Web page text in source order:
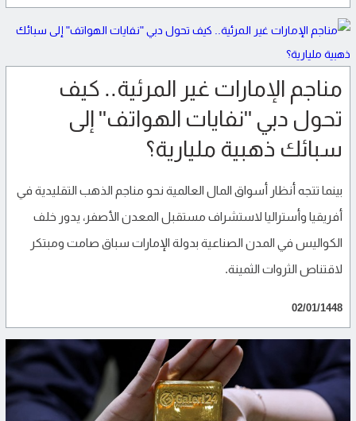
مناجم الإمارات غير المرئية.. كيف
تحول دبي "نفايات الهواتف" إلى
سبائك ذهبية مليارية؟
بينما تتجه أنظار أسواق المال العالمية نحو مناجم الذهب التقليدية في
أفريقيا وأستراليا لاستشراف مستقبل المعدن الأصفر، يدور خلف
الكواليس في المدن الصناعية بدولة الإمارات سباق صامت ومبتكر
لاقتناص الثروات الثمينة.
02/01/1448